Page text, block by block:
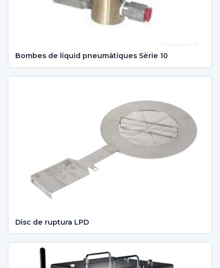
Bombes de líquid pneumàtiques Sèrie 10
Disc de ruptura LPD